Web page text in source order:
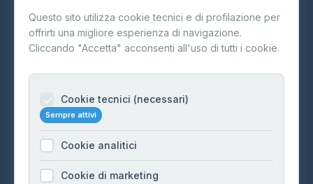
FAQ
Contatti
Informazioni legali
Cookie Policy
Preferenze Cookie
Questo sito utilizza cookie tecnici e di profilazione per
offrirti una migliore esperienza di navigazione.
Cliccando "Accetta" acconsenti all'uso di tutti i cookie.
Cookie tecnici (necessari)
Sempre attivi
Cookie analitici
Cookie di marketing